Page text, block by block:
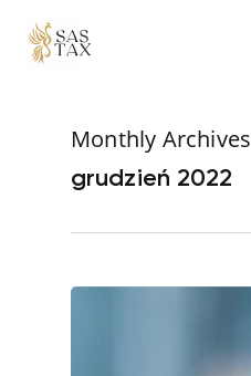
Monthly Archives
grudzień 2022